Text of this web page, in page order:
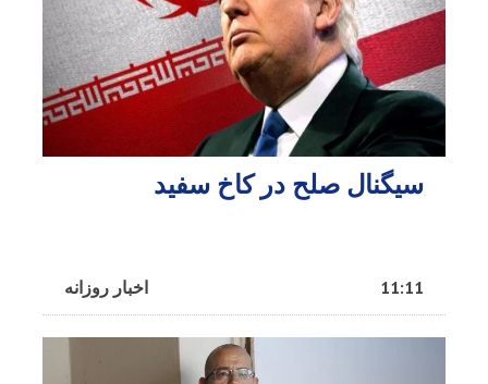
سیگنال صلح در کاخ سفید
اخبار روزانه 11:11